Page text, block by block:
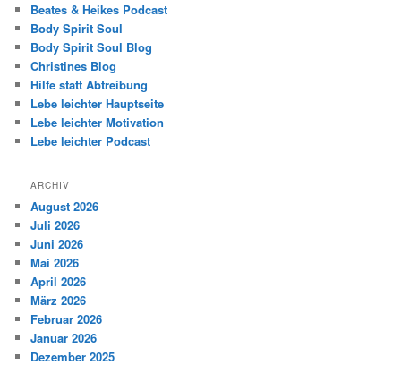
Beates & Heikes Podcast
Body Spirit Soul
Body Spirit Soul Blog
Christines Blog
Hilfe statt Abtreibung
Lebe leichter Hauptseite
Lebe leichter Motivation
Lebe leichter Podcast
ARCHIV
August 2026
Juli 2026
Juni 2026
Mai 2026
April 2026
März 2026
Februar 2026
Januar 2026
Dezember 2025